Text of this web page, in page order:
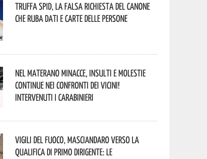
Truffa Spid, la falsa richiesta del canone
che ruba dati e carte delle persone
Nel materano minacce, insulti e molestie
continue nei confronti dei vicini!
Intervenuti i Carabinieri
Vigili del Fuoco, Masciandaro verso la
qualifica di Primo Dirigente: le